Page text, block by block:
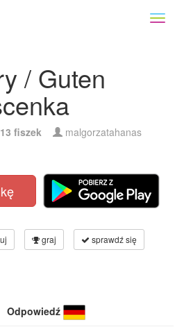
/ Guten
13 fiszek malgorzatahanas
graj sprawdź się
Odpowiedź